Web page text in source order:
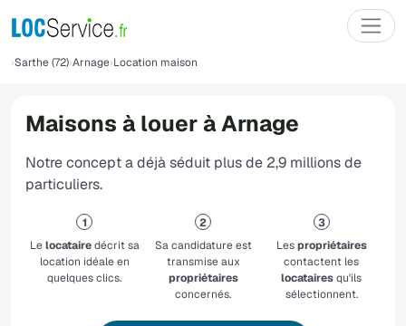
Sarthe (72) Arnage Location maison
Maisons à louer à Arnage
Notre concept a déjà séduit plus de 2,9 millions de
particuliers.
Lelocatairedécrit sa
location idéale en
quelques clics.
Sa candidature est
transmise aux
propriétaires
concernés.
Lespropriétaires
contactent les
locatairesqu'ils
sélectionnent.